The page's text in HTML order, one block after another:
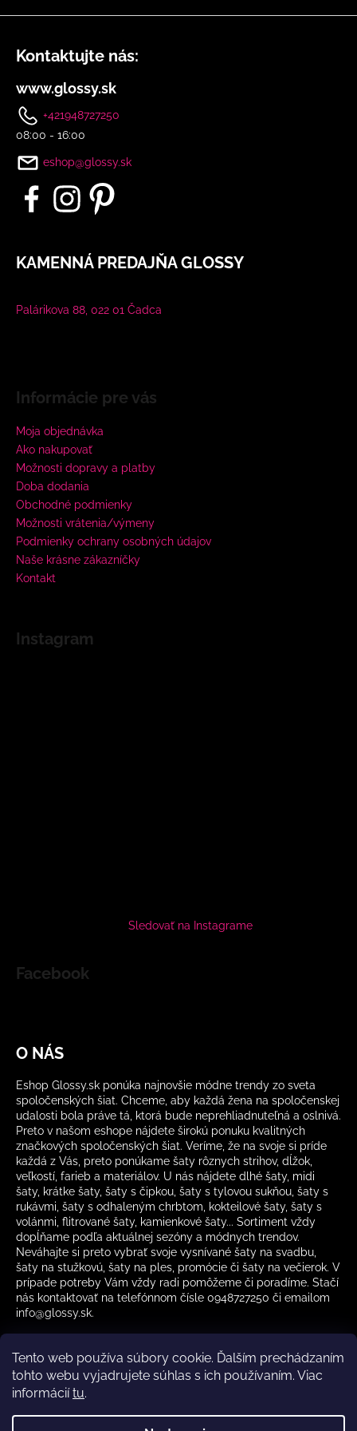
Tento web používa súbory cookie. Ďalším prechádzaním
tohto webu vyjadrujete súhlas s ich používaním. Viac
informáciítu.
u
Kontaktujte nás:
www.glossy.sk
+421948727250
08:00 - 16:00
eshop@glossy.sk
KAMENNÁ PREDAJŇA GLOSSY
Palárikova 88, 022 01 Čadca
Informácie pre vás
Moja objednávka
Ako nakupovať
Možnosti dopravy a platby
Doba dodania
Obchodné podmienky
Možnosti vrátenia/výmeny
Podmienky ochrany osobných údajov
Naše krásne zákazníčky
Kontakt
Instagram
Sledovať na Instagrame
Facebook
O NÁS
Eshop Glossy.sk ponúka najnovšie módne trendy zo sveta
spoločenských šiat. Chceme, aby každá žena na spoločenskej
udalosti bola práve tá, ktorá bude neprehliadnuteľná a oslnivá.
Preto v našom eshope nájdete širokú ponuku kvalitných
značkových spoločenských šiat. Veríme, že na svoje si príde
každá z Vás, preto ponúkame šaty rôznych strihov, dĺžok,
veľkostí, farieb a materiálov. U nás nájdete dlhé šaty, midi
šaty, krátke šaty, šaty s čipkou, šaty s tylovou sukňou, šaty s
rukávmi, šaty s odhaleným chrbtom, kokteilové šaty, šaty s
volánmi, flitrované šaty, kamienkové šaty... Sortiment vždy
dopĺňame podľa aktuálnej sezóny a módnych trendov.
Neváhajte si preto vybrať svoje vysnívané šaty na svadbu,
šaty na stužkovú, šaty na ples, promócie či šaty na večierok. V
prípade potreby Vám vždy radi pomôžeme či poradíme. Stačí
nás kontaktovať na telefónnom čísle 0948727250 či emailom
info@glossy.sk.
Kamenná predajňa otváracia doba CZ